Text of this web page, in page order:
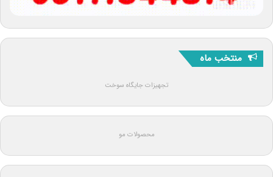
منتخب ماه
تجهیزات جایگاه سوخت
محصولات مو